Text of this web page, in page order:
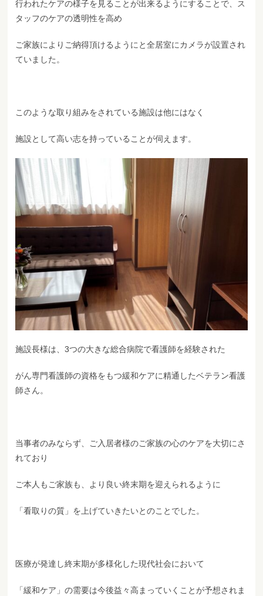
行われたケアの様子を見ることが出来るようにすることで、ス
タッフのケアの透明性を高め
ご家族によりご納得頂けるようにと全居室にカメラが設置され
ていました。
このような取り組みをされている施設は他にはなく
施設として高い志を持っていることが伺えます。
施設長様は、3つの大きな総合病院で看護師を経験された
がん専門看護師の資格をもつ緩和ケアに精通したベテラン看護
師さん。
当事者のみならず、ご入居者様のご家族の心のケアを大切にさ
れており
ご本人もご家族も、より良い終末期を迎えられるように
「看取りの質」を上げていきたいとのことでした。
医療が発達し終末期が多様化した現代社会において
「緩和ケア」の需要は今後益々高まっていくことが予想されま